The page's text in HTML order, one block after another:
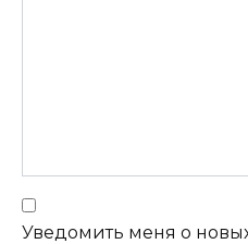
Уведомить меня о